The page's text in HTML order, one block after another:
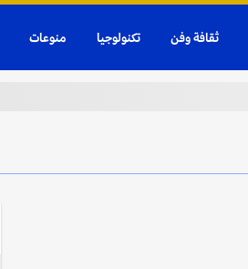
ثقافة وفن تكنولوجيا منوعات